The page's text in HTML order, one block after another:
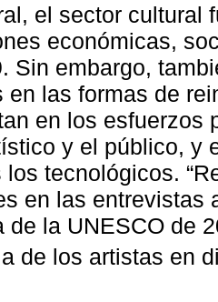
el sector cultural
económicas,
Sin embargo,
en las formas de
en los esfuerzos
y el público, y
tecnológicos.
en las entrevistas
de la UNESCO de
de los artistas en